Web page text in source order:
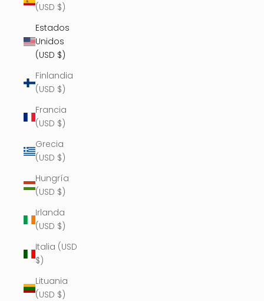
(USD $)
Estados
Unidos
(USD $)
Finlandia
(USD $)
Francia
(USD $)
Grecia
(USD $)
Hungría
(USD $)
Irlanda
(USD $)
Italia (USD
$)
Lituania
(USD $)